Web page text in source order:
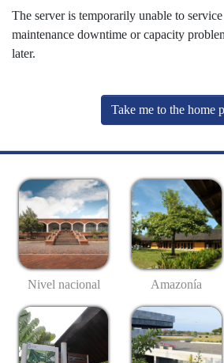
The server is temporarily unable to
maintenance downtime or capacity
later.
Take me to the home
Nivel nacional Amazonía